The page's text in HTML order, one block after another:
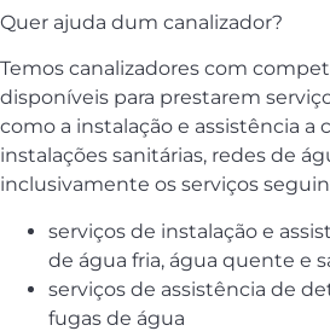
Quer ajuda dum canalizador?
Temos canalizadores com
disponíveis para prestarem
como a instalação e assistência a
instalações sanitárias, redes de
inclusivamente os serviços
serviços de instalação e
de água fria, água quente e
serviços de assistência de
fugas de água